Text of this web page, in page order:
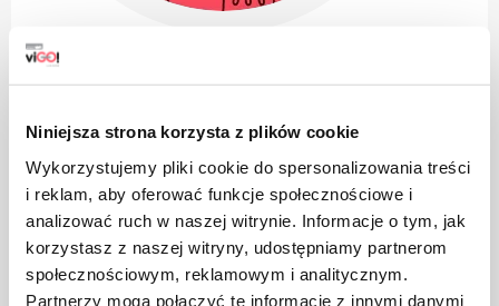
Niniejsza strona korzysta z plików cookie
Wykorzystujemy pliki cookie do spersonalizowania treści
i reklam, aby oferować funkcje społecznościowe i
analizować ruch w naszej witrynie. Informacje o tym, jak
korzystasz z naszej witryny, udostępniamy partnerom
społecznościowym, reklamowym i analitycznym.
Partnerzy mogą połączyć te informacje z innymi danymi
Il prodotto è realizzato in polietilene ad alta densità, può
essere riciclato. Le confezioni in HDPE sono adatte al
riutilizzo (dopo il lavaggio con acqua tiepida con
detergenti non aggressivi e senza l'uso di agenti abrasivi
(polveri, paste)